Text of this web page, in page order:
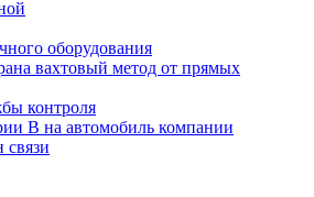
оборудования
вахтовый метод от прямых
контроля
B на автомобиль компании
связи